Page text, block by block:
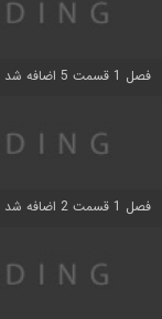
فصل 1 قسمت 5 اضافه شد
فصل 1 قسمت 2 اضافه شد